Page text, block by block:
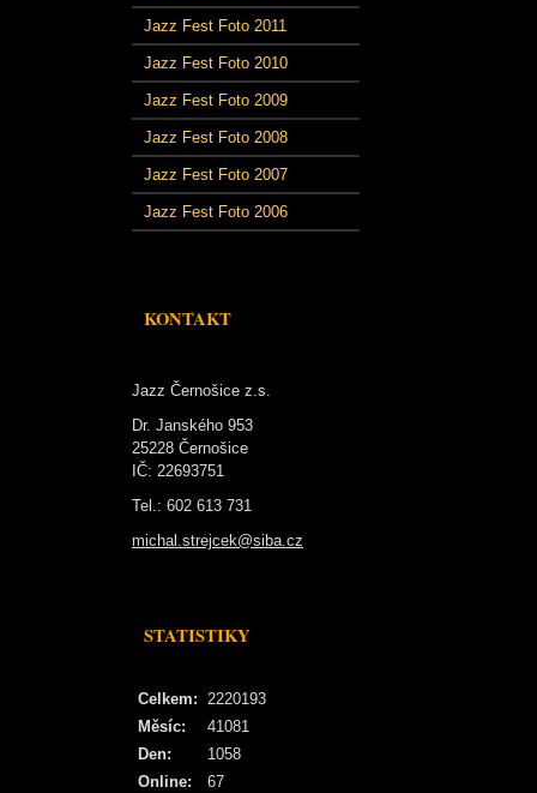
Jazz Fest Foto 2011
Jazz Fest Foto 2010
Jazz Fest Foto 2009
Jazz Fest Foto 2008
Jazz Fest Foto 2007
Jazz Fest Foto 2006
KONTAKT
Jazz Černošice z.s.
Dr. Janského 953
25228 Černošice
IČ: 22693751
Tel.: 602 613 731
michal.strejcek@siba.cz
STATISTIKY
Online: 67
Celkem: 2220193
Měsíc:
41081
Den:
1058